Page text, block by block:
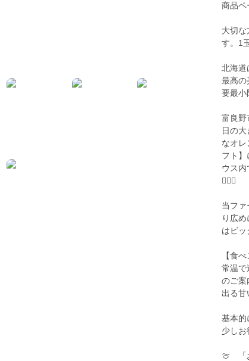
商品ペ
大切な
す。1
北海道
最高の
要最小
富良野
日の
なオ
フト
ウス
👨🏻‍⚕️
当フ
り広
はビッ
【食
常温で
のご案
出る甘
基本的
少しお
🍈 「